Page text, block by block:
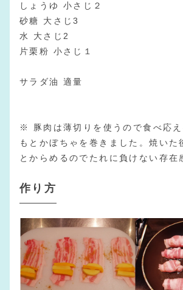
しょうゆ 小さじ２
砂糖 大さじ3
水 大さじ2
片栗粉 小さじ１
サラダ油 適量
※ 豚肉は薄切りを使うので食べ応
もとかぼちゃを巻きました。焼いた
とからめるのでたれに負けない存在
作り方